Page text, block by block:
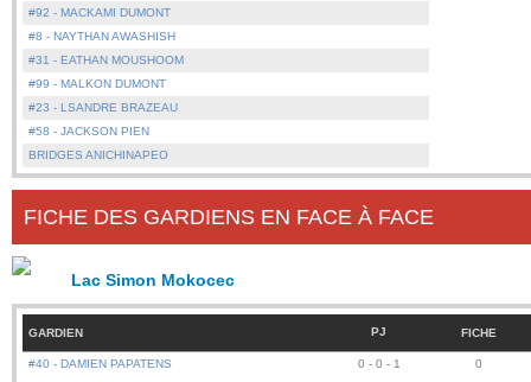
#92 - MACKAMI DUMONT
#8 - NAYTHAN AWASHISH
#31 - EATHAN MOUSHOOM
#99 - MALKON DUMONT
#23 - LSANDRE BRAZEAU
#58 - JACKSON PIEN
BRIDGES ANICHINAPEO
FICHE DES GARDIENS EN FACE À FACE
Lac Simon Mokocec
GARDIEN PJ FICHE
#40 - DAMIEN PAPATENS 0 - 0 - 1 0